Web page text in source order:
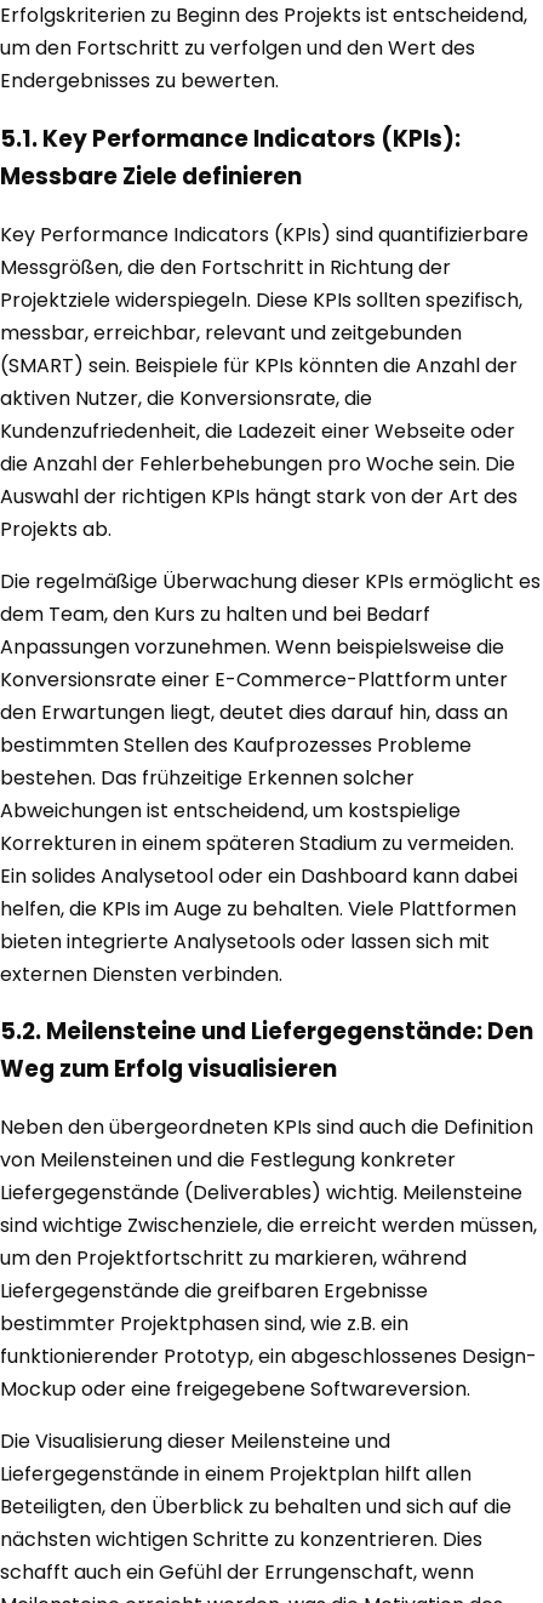
Erfolgskriterien zu Beginn des Projekts ist entscheidend,
um den Fortschritt zu verfolgen und den Wert des
Endergebnisses zu bewerten.
5.1. Key Performance Indicators (KPIs):
Messbare Ziele definieren
Key Performance Indicators (KPIs) sind quantifizierbare
Messgrößen, die den Fortschritt in Richtung der
Projektziele widerspiegeln. Diese KPIs sollten spezifisch,
messbar, erreichbar, relevant und zeitgebunden
(SMART) sein. Beispiele für KPIs könnten die Anzahl der
aktiven Nutzer, die Konversionsrate, die
Kundenzufriedenheit, die Ladezeit einer Webseite oder
die Anzahl der Fehlerbehebungen pro Woche sein. Die
Auswahl der richtigen KPIs hängt stark von der Art des
Projekts ab.
Die regelmäßige Überwachung dieser KPIs ermöglicht es
dem Team, den Kurs zu halten und bei Bedarf
Anpassungen vorzunehmen. Wenn beispielsweise die
Konversionsrate einer E-Commerce-Plattform unter
den Erwartungen liegt, deutet dies darauf hin, dass an
bestimmten Stellen des Kaufprozesses Probleme
bestehen. Das frühzeitige Erkennen solcher
Abweichungen ist entscheidend, um kostspielige
Korrekturen in einem späteren Stadium zu vermeiden.
Ein solides Analysetool oder ein Dashboard kann dabei
helfen, die KPIs im Auge zu behalten. Viele Plattformen
bieten integrierte Analysetools oder lassen sich mit
externen Diensten verbinden.
5.2. Meilensteine und Liefergegenstände: Den
Weg zum Erfolg visualisieren
Neben den übergeordneten KPIs sind auch die Definition
von Meilensteinen und die Festlegung konkreter
Liefergegenstände (Deliverables) wichtig. Meilensteine
sind wichtige Zwischenziele, die erreicht werden müssen,
um den Projektfortschritt zu markieren, während
Liefergegenstände die greifbaren Ergebnisse
bestimmter Projektphasen sind, wie z.B. ein
funktionierender Prototyp, ein abgeschlossenes Design-
Mockup oder eine freigegebene Softwareversion.
Die Visualisierung dieser Meilensteine und
Liefergegenstände in einem Projektplan hilft allen
Beteiligten, den Überblick zu behalten und sich auf die
nächsten wichtigen Schritte zu konzentrieren. Dies
schafft auch ein Gefühl der Errungenschaft, wenn